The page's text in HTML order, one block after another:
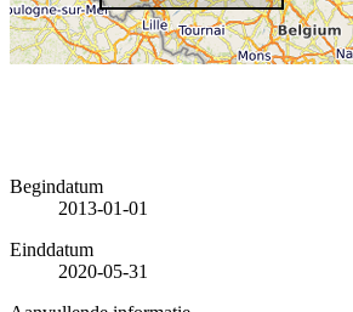
Begindatum
2013-01-01
Einddatum
2020-05-31